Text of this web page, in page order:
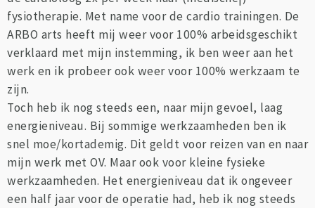
fysiotherapie. Met name voor de cardio trainingen. De
ARBO arts heeft mij weer voor 100% arbeidsgeschikt
verklaard met mijn instemming, ik ben weer aan het
werk en ik probeer ook weer voor 100% werkzaam te
zijn.
Toch heb ik nog steeds een, naar mijn gevoel, laag
energieniveau. Bij sommige werkzaamheden ben ik
snel moe/kortademig. Dit geldt voor reizen van en naar
mijn werk met OV. Maar ook voor kleine fysieke
werkzaamheden. Het energieniveau dat ik ongeveer
een half jaar voor de operatie had, heb ik nog steeds